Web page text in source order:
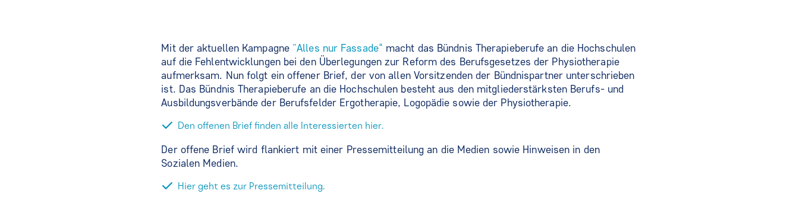
Mit der aktuellen Kampagne "Alles nur Fassade“ macht das Bündnis Therapieberufe an die Hochschulen
auf die Fehlentwicklungen bei den Überlegungen zur Reform des Berufsgesetzes der Physiotherapie
aufmerksam. Nun folgt ein offener Brief, der von allen Vorsitzenden der Bündnispartner unterschrieben
ist. Das Bündnis Therapieberufe an die Hochschulen besteht aus den mitgliederstärksten Berufs- und
Ausbildungsverbände der Berufsfelder Ergotherapie, Logopädie sowie der Physiotherapie.
Den offenen Brief finden alle Interessierten hier.
Der offene Brief wird flankiert mit einer Pressemitteilung an die Medien sowie Hinweisen in den
Sozialen Medien.
Hier geht es zur Pressemitteilung.